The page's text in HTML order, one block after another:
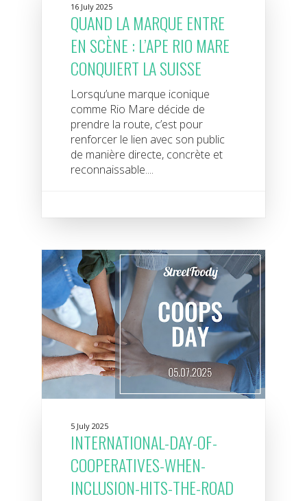
16 July 2025
QUAND LA MARQUE ENTRE
EN SCÈNE : L’APE RIO MARE
CONQUIERT LA SUISSE
Lorsqu’une marque iconique
comme Rio Mare décide de
prendre la route, c’est pour
renforcer le lien avec son public
de manière directe, concrète et
reconnaissable....
5 July 2025
INTERNATIONAL-DAY-OF-
COOPERATIVES-WHEN-
INCLUSION-HITS-THE-ROAD